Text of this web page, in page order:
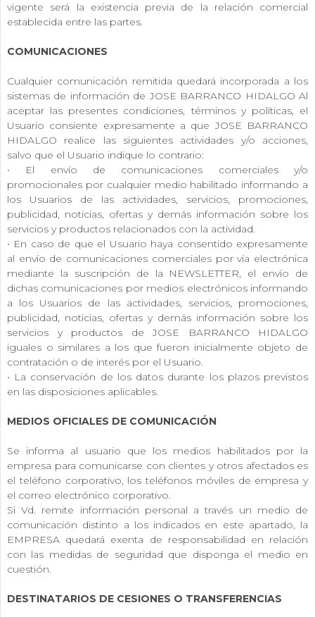
vigente será la existencia previa de la relación comercial
establecida entre las partes.
COMUNICACIONES
Cualquier comunicación remitida quedará incorporada a los
sistemas de información de JOSE BARRANCO HIDALGO Al
aceptar las presentes condiciones, términos y políticas, el
Usuario consiente expresamente a que JOSE BARRANCO
HIDALGO realice las siguientes actividades y/o acciones,
salvo que el Usuario indique lo contrario:
• El envío de comunicaciones comerciales y/o
promocionales por cualquier medio habilitado informando a
los Usuarios de las actividades, servicios, promociones,
publicidad, noticias, ofertas y demás información sobre los
servicios y productos relacionados con la actividad.
• En caso de que el Usuario haya consentido expresamente
al envío de comunicaciones comerciales por vía electrónica
mediante la suscripción de la NEWSLETTER, el envío de
dichas comunicaciones por medios electrónicos informando
a los Usuarios de las actividades, servicios, promociones,
publicidad, noticias, ofertas y demás información sobre los
servicios y productos de JOSE BARRANCO HIDALGO
iguales o similares a los que fueron inicialmente objeto de
contratación o de interés por el Usuario.
• La conservación de los datos durante los plazos previstos
en las disposiciones aplicables.
MEDIOS OFICIALES DE COMUNICACIÓN
Se informa al usuario que los medios habilitados por la
empresa para comunicarse con clientes y otros afectados es
el teléfono corporativo, los teléfonos móviles de empresa y
el correo electrónico corporativo.
Si Vd. remite información personal a través un medio de
comunicación distinto a los indicados en este apartado, la
EMPRESA quedará exenta de responsabilidad en relación
con las medidas de seguridad que disponga el medio en
cuestión.
DESTINATARIOS DE CESIONES O TRANSFERENCIAS